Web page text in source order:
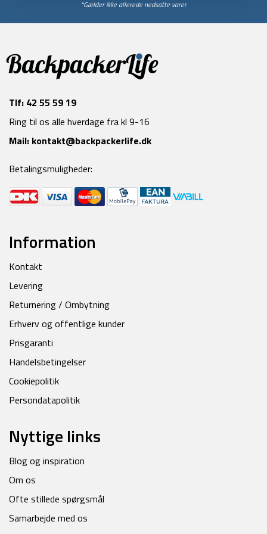
*Gælder ikke allerede nedsatte varer
Tlf: 42 55 59 19
Ring til os alle hverdage fra kl 9-16
Mail: kontakt@backpackerlife.dk
Betalingsmuligheder:
Information
Kontakt
Levering
Returnering / Ombytning
Erhverv og offentlige kunder
Prisgaranti
Handelsbetingelser
Cookiepolitik
Persondatapolitik
Nyttige links
Blog og inspiration
Om os
Ofte stillede spørgsmål
Samarbejde med os